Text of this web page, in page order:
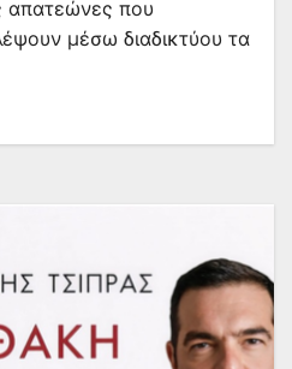
απατεώνες που
μέσω διαδικτύου τα